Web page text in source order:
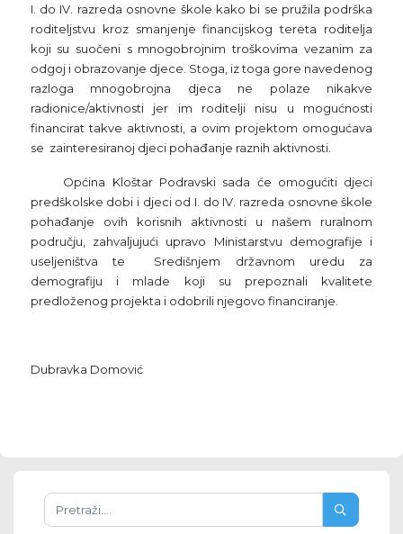
I. do IV. razreda osnovne škole kako bi se pružila podrška
roditeljstvu kroz smanjenje financijskog tereta roditelja
koji su suočeni s mnogobrojnim troškovima vezanim za
odgoj i obrazovanje djece. Stoga, iz toga gore navedenog
razloga mnogobrojna djeca ne polaze nikakve
radionice/aktivnosti jer im roditelji nisu u mogućnosti
financirat takve aktivnosti, a ovim projektom omogućava
se zainteresiranoj djeci pohađanje raznih aktivnosti.
Općina Kloštar Podravski sada će omogućiti djeci
predškolske dobi i djeci od I. do IV. razreda osnovne škole
pohađanje ovih korisnih aktivnosti u našem ruralnom
području, zahvaljujući upravo Ministarstvu demografije i
useljeništva te Središnjem državnom uredu za
demografiju i mlade koji su prepoznali kvalitete
predloženog projekta i odobrili njegovo financiranje.
Dubravka Domović